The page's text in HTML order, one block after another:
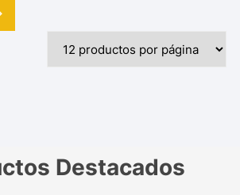
Destacados